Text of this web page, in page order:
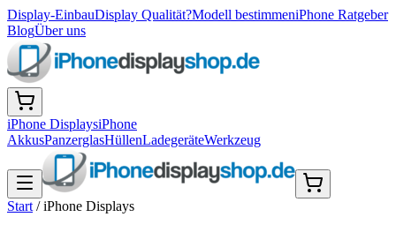
Display-EinbauDisplay Qualität?Modell bestimmeniPhone Ratgeber
BlogÜber uns
iPhone DisplaysiPhone
AkkusPanzerglasHüllenLadegeräteWerkzeug
Start /iPhone Displays